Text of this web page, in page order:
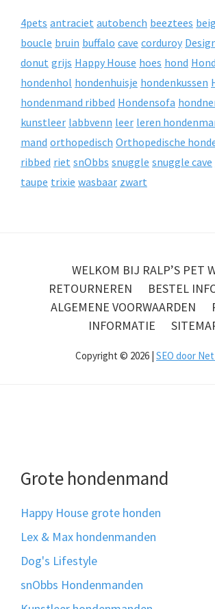
4pets antraciet autobench beeztees
boucle bruin buffalo cave corduroy
donut grijs Happy House hoes hond
hondenhol hondenhuisje hondenkussen
hondenmand ribbed Hondensofa
kunstleer labbvenn leer leren
mand orthopedisch Orthopedische
ribbed riet snObbs snuggle snuggle cave
taupe trixie wasbaar zwart
WELKOM BIJ RALP’S PET
RETOURNEREN
BESTEL
ALGEMENE VOORWAARDEN
INFORMATIE
Copyright © 2026 | SEO door
Grote hondenmand
Happy House grote honden
Lex & Max hondenmanden
Dog's Lifestyle
snObbs Hondenmanden